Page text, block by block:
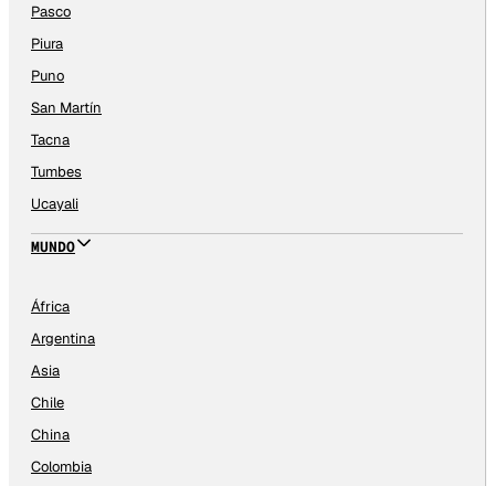
Pasco
Piura
Puno
San Martín
Tacna
Tumbes
Ucayali
MUNDO
África
Argentina
Asia
Chile
China
Colombia